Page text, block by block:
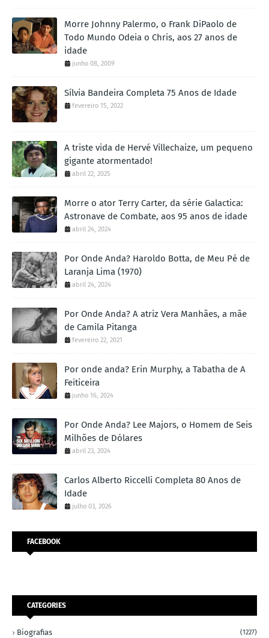
Morre Johnny Palermo, o Frank DiPaolo de
Todo Mundo Odeia o Chris, aos 27 anos de
idade
junho 08, 2009
Sílvia Bandeira Completa 75 Anos de Idade
fevereiro 15, 2022
A triste vida de Hervé Villechaize, um pequeno
gigante atormentado!
abril 22, 2025
Morre o ator Terry Carter, da série Galactica:
Astronave de Combate, aos 95 anos de idade
abril 24, 2024
Por Onde Anda? Haroldo Botta, de Meu Pé de
Laranja Lima (1970)
abril 24, 2024
Por Onde Anda? A atriz Vera Manhães, a mãe
de Camila Pitanga
fevereiro 22, 2021
Por onde anda? Erin Murphy, a Tabatha de A
Feiticeira
junho 16, 2024
Por Onde Anda? Lee Majors, o Homem de Seis
Milhões de Dólares
abril 23, 2024
Carlos Alberto Riccelli Completa 80 Anos de
Idade
julho 03, 2026
FACEBOOK
CATEGORIES
Biografias (1227)